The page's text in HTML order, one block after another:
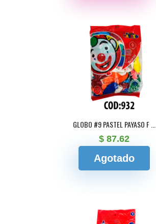
GLOBO #9 PASTEL PAYASO F ...
$ 87.62
Agotado